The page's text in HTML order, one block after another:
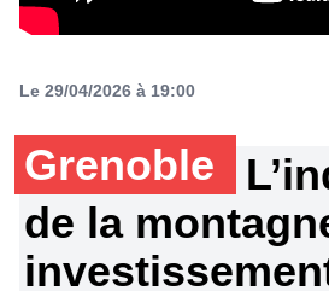
Le 29/04/2026 à 19:00
Grenoble
de la